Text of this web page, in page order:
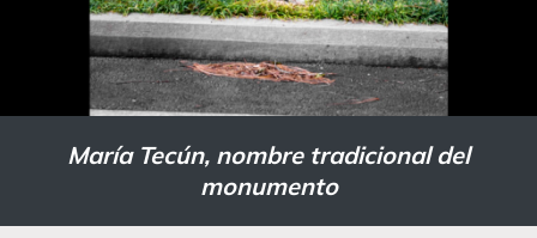
María Tecún, nombre tradicional del
monumento